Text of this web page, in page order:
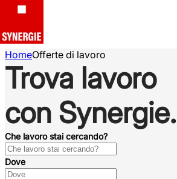
HomeOfferte di lavoro
Trova lavoro
con Synergie.
Che lavoro stai cercando?
Dove